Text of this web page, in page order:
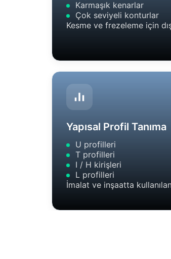
Karmaşık kenarlar
Çok seviyeli konturlar
Kesme ve frezeleme için
Yapısal Profil Tanıma
U profilleri
T profilleri
I / H kirişleri
L profilleri
İmalat ve inşaatta